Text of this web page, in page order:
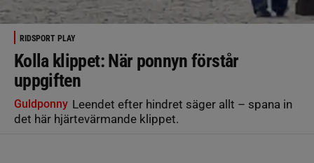
RIDSPORT PLAY
Kolla klippet: När ponnyn förstår
uppgiften
Guldponny Leendet efter hindret säger allt – spana in
det här hjärtevärmande klippet.